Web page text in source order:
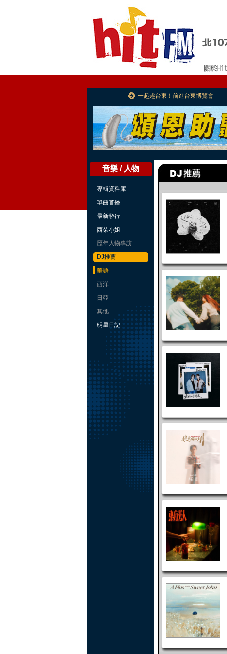
一起趣台東！前進台東博覽會
音樂 / 人物
專輯資料庫
單曲首播
最新發行
西朵小姐
歷年人物專訪
DJ推薦
華語
西洋
日亞
其他
明星日記